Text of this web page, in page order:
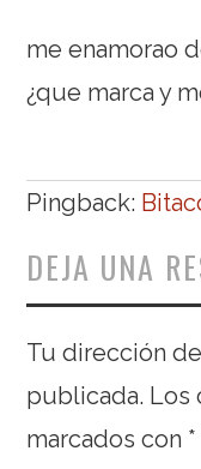
me enamorao
¿que marca y
Pingback:
DEJA UNA
Tu dirección
publicada. Los
marcados con *